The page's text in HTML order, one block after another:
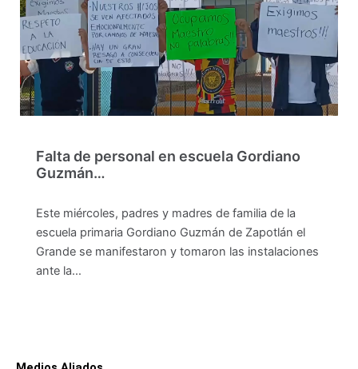
Falta de personal en escuela Gordiano
Guzmán…
Este miércoles, padres y madres de familia de la
escuela primaria Gordiano Guzmán de Zapotlán el
Grande se manifestaron y tomaron las instalaciones
ante la…